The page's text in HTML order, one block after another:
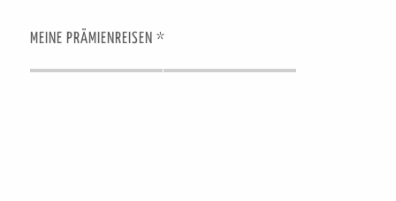
MEINE PRÄMIENREISEN *